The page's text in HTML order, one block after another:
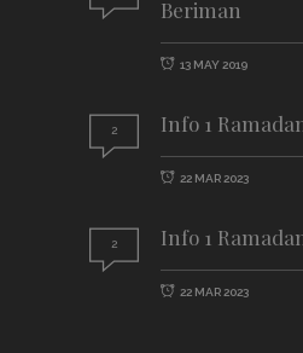
Beriman
13 MAY 2019
2 Info 1
22 MAR 2023
2 Info 1
22 MAR 2023